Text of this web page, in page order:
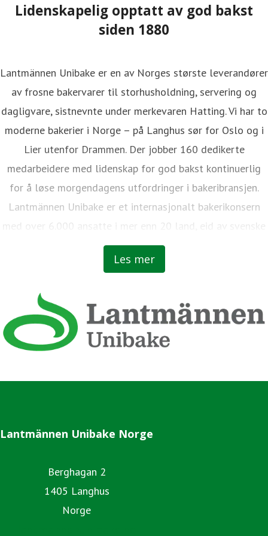
Lidenskapelig opptatt av god bakst
siden 1880
Les mer
Lantmännen Unibake er en av Norges største leverandører
av frosne bakervarer til storhusholdning, servering og
dagligvare, sistnevnte under merkevaren Hatting. Vi har to
moderne bakerier i Norge – på Langhus sør for Oslo og i
Lier utenfor Drammen. Der jobber 160 dedikerte
medarbeidere med lidenskap for god bakst kontinuerlig
for å løse morgendagens utfordringer i bakeribransjen.
Lantmännen Unibake er et internasjonalt bakerikonsern
med over 6.000 ansatte i mer enn 20 land, eid av svenske
bønder.
Lantmännen Unibake Norge
Berghagan 2
1405 Langhus
Norge